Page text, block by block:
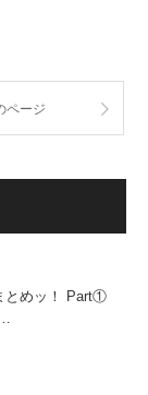
ページ
とめッ！ Part①